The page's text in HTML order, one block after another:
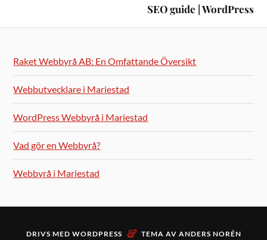
SEO guide | WordPress
Raket Webbyrå AB: En Omfattande Översikt
Webbutvecklare i Mariestad
WordPress Webbyrå i Mariestad
Vad gör en Webbyrå?
Webbyrå i Mariestad
DRIVS MED WORDPRESS & TEMA AV ANDERS NORÉN